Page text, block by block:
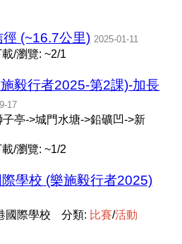
(~16.7公里) 2025-01-11
/瀏覽: ~2/1
毅行者2025-第2課)-加長
17
亭->城門水塘->鉛礦凹->新
/瀏覽: ~1/2
學校 (樂施毅行者2025)
國際學校 分類: 比賽/活動